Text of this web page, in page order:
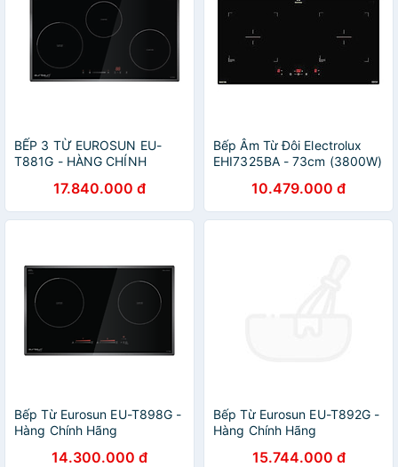
BẾP 3 TỪ EUROSUN EU-
T881G - HÀNG CHÍNH
17.840.000 đ
Bếp Âm Từ Đôi Electrolux
EHI7325BA - 73cm (3800W)
10.479.000 đ
Bếp Từ Eurosun EU-T898G -
Hàng Chính Hãng
14.300.000 đ
Bếp Từ Eurosun EU-T892G -
Hàng Chính Hãng
15.744.000 đ